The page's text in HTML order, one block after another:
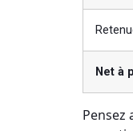
Net à
Pensez